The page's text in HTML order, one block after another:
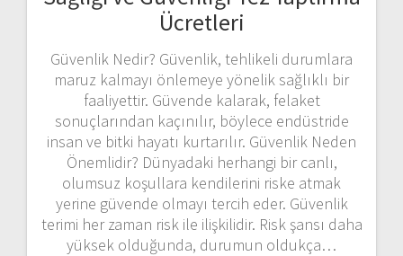
Ücretleri
Güvenlik Nedir? Güvenlik, tehlikeli durumlara
maruz kalmayı önlemeye yönelik sağlıklı bir
faaliyettir. Güvende kalarak, felaket
sonuçlarından kaçınılır, böylece endüstride
insan ve bitki hayatı kurtarılır. Güvenlik Neden
Önemlidir? Dünyadaki herhangi bir canlı,
olumsuz koşullara kendilerini riske atmak
yerine güvende olmayı tercih eder. Güvenlik
terimi her zaman risk ile ilişkilidir. Risk şansı daha
yüksek olduğunda, durumun oldukça…